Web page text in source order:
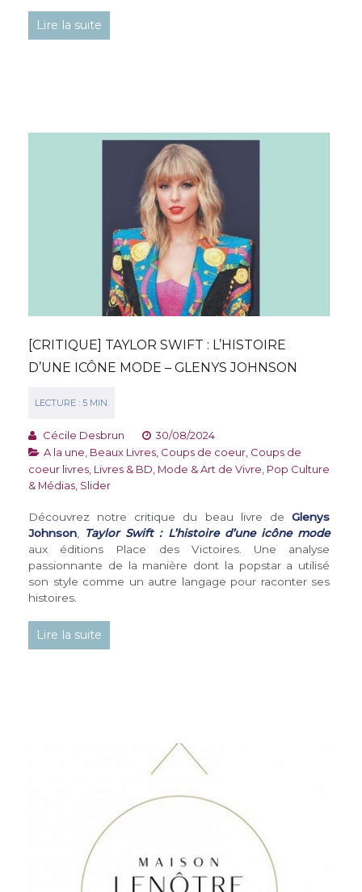
Lire la suite
[CRITIQUE] TAYLOR SWIFT : L’HISTOIRE
D’UNE ICÔNE MODE – GLENYS JOHNSON
Cécile Desbrun
30/08/2024
A la une Beaux Livres Coups de coeur Coups de
coeur livres Livres & BD Mode & Art de Vivre Pop Culture
& Médias Slider
Découvrez notre critique du beau livre de Glenys
Johnson, Taylor Swift : L’histoire d’une icône mode
aux éditions Place des Victoires. Une analyse
passionnante de la manière dont la popstar a utilisé
son style comme un autre langage pour raconter ses
histoires.
Lire la suite